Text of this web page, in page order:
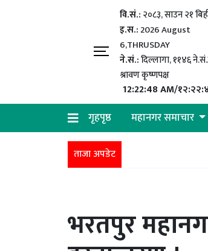
वि.सं.: २०८३, साउन २१
इ.स.:2026 August
6,THRUSDAY
ने.सं.:दिल्लागा, ११४६
श्रावण कृष्णपक्ष
12:22:49 AM/
गृहपृष्ठ महानगर समाचार
ताजा अपडेट
भरतपुर